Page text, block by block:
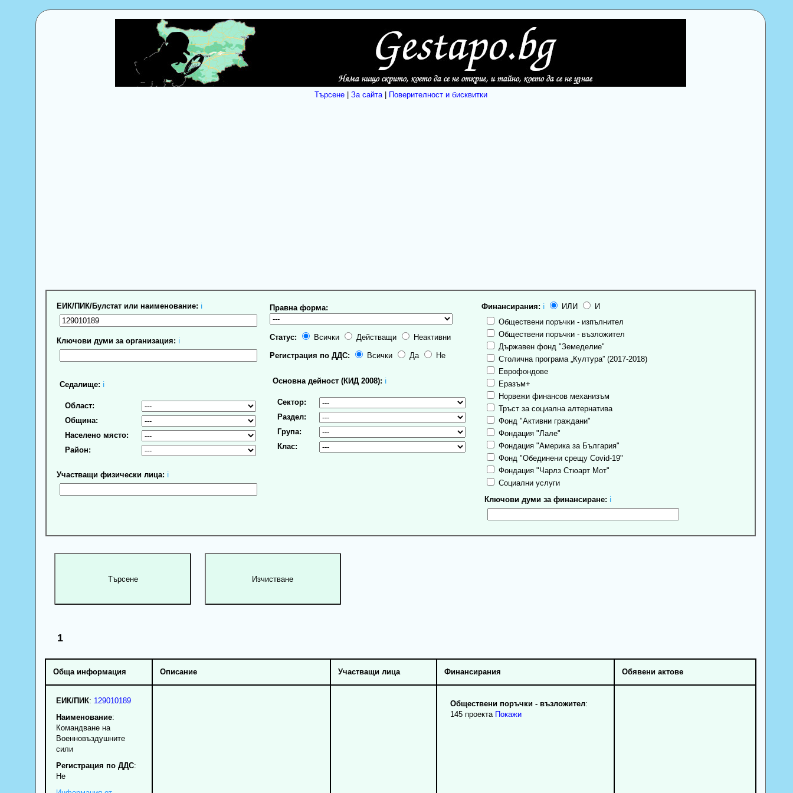
Търсене| За сайта| Поверителност и бисквитки
ЕИК/ПИК/Булстат или наименование: ℹ
Ключови думи за организация: ℹ
Седалище: ℹ
Област:
Община:
Населено място:
Район:
Участващи физически лица: ℹ
Правна форма:
Статус: Всички Действащи Неактивни
Регистрация по ДДС: Всички Да Не
Основна дейност (КИД 2008): ℹ
Сектор:
Раздел:
Група:
Клас:
Финансирания: ℹ ИЛИ
И
Обществени поръчки - изпълнител
Обществени поръчки - възложител
Държавен фонд "Земеделие"
Столична програма „Култура” (2017-2018)
Еврофондове
Еразъм+
Норвежи финансов механизъм
Тръст за социална алтернатива
Фонд "Активни граждани"
Фондация "Лале"
Фондация "Америка за България"
Фонд "Обединени срещу Covid-19"
Фондация "Чарлз Стюарт Мот"
Социални услуги
Ключови думи за финансиране: ℹ
1
Обща информация Описание Участващи лица Финансирания Обявени актове
ЕИК/ПИК: 129010189
Наименование:
Командване на
Военновъздушните
сили
Регистрация по ДДС:
Нe
Обществени поръчки - възложител:
145 проекта Покажи